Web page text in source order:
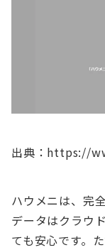
出典：https://
ハウメニは、完
データはクラウ
ても安心です。